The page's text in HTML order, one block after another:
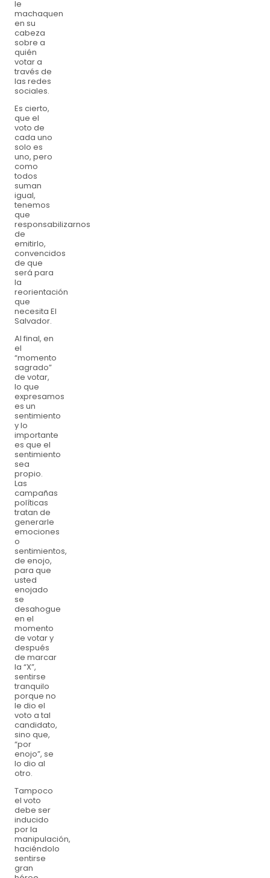
le
machaquen
en su
cabeza
sobre a
quién
votar a
través de
las redes
sociales.
Es cierto,
que el
voto de
cada uno
solo es
uno, pero
como
todos
suman
igual,
tenemos
que
responsabilizarnos
de
emitirlo,
convencidos
de que
será para
la
reorientación
que
necesita El
Salvador.
Al final, en
el
“momento
sagrado”
de votar,
lo que
expresamos
es un
sentimiento
y lo
importante
es que el
sentimiento
sea
propio.
Las
campañas
políticas
tratan de
generarle
emociones
o
sentimientos,
de enojo,
para que
usted
enojado
se
desahogue
en el
momento
de votar y
después
de marcar
la “X”,
sentirse
tranquilo
porque no
le dio el
voto a tal
candidato,
sino que,
“por
enojo”, se
lo dio al
otro.
Tampoco
el voto
debe ser
inducido
por la
manipulación,
haciéndolo
sentirse
gran